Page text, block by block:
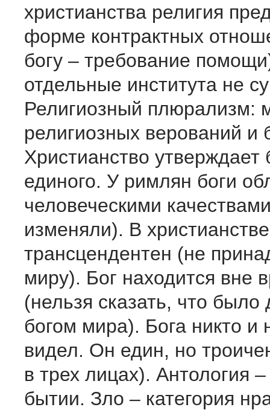
христианства религия
форме контрактных
богу – требование
отдельные института не
Религиозный плюрализм:
религиозных верований и
Христианство утверждает
единого. У римлян боги
человеческими
изменяли). В
трансцендентен (не
миру). Бог находится вне
(нельзя сказать, что было
богом мира). Бога никто и
видел. Он един, но
в трех лицах). Антология
бытии. Зло – категория